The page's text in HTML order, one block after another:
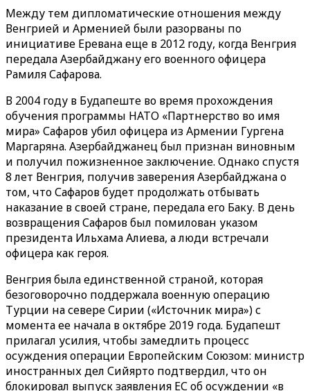
Между тем дипломатические отношения между
Венгрией и Арменией были разорваны по
инициативе Еревана еще в 2012 году, когда Венгрия
передала Азербайджану его военного офицера
Рамиля Сафарова.
В 2004 году в Будапеште во время прохождения
обучения программы НАТО «Партнерство во имя
мира» Сафаров убил офицера из Армении Гургена
Маргаряна. Азербайджанец был признан виновным
и получил пожизненное заключение. Однако спустя
8 лет Венгрия, получив заверения Азербайджана о
том, что Сафаров будет продолжать отбывать
наказание в своей стране, передала его Баку. В день
возвращения Сафаров был помилован указом
президента Ильхама Алиева, а люди встречали
офицера как героя.
Венгрия была единственной страной, которая
безоговорочно поддержала военную операцию
Турции на севере Сирии («Источник мира») с
момента ее начала в октябре 2019 года. Будапешт
прилагал усилия, чтобы замедлить процесс
осуждения операции Европейским Союзом: министр
иностранных дел Сийярто подтвердил, что он
блокировал выпуск заявления ЕС об осуждении «в